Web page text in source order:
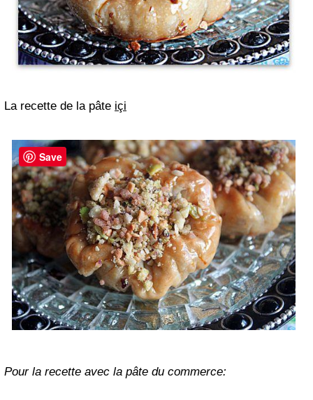
La recette de la pâte içi
Pour la recette avec la pâte du commerce:
Save